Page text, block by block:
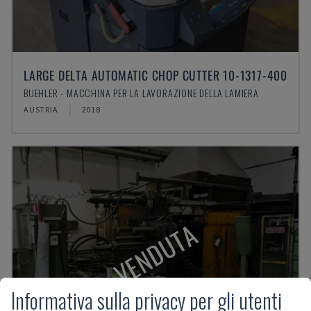
LARGE DELTA AUTOMATIC CHOP CUTTER 10-1317-400
BUEHLER - MACCHINA PER LA LAVORAZIONE DELLA LAMIERA
AUSTRIA 2018
VENDUTA
Informativa sulla privacy per gli utenti